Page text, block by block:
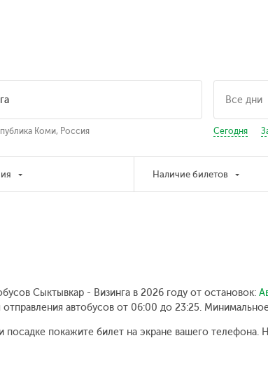
Коми, Россия Сегодня
Наличие билетов
Сыктывкар - Визинга в 2026 году от остановок:
автобусов от 06:00 до 23:25.
покажите билет на экране вашего телефона.